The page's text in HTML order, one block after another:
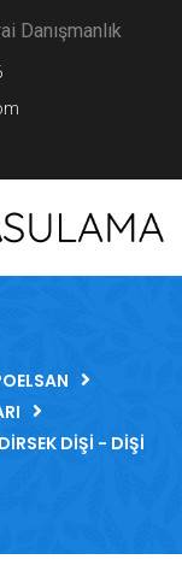
Danışmanlık
DIŞI - DIŞI